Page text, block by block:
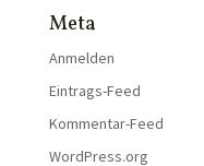
Meta
Anmelden
Eintrags-Feed
Kommentar-Feed
WordPress.org